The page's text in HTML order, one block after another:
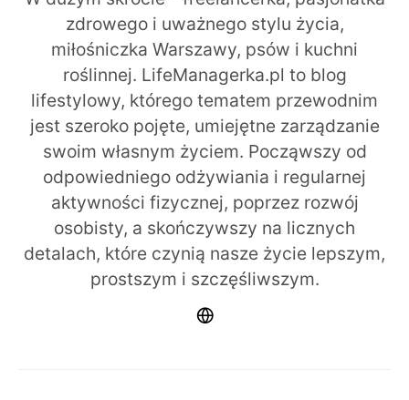
zdrowego i uważnego stylu życia,
miłośniczka Warszawy, psów i kuchni
roślinnej. LifeManagerka.pl to blog
lifestylowy, którego tematem przewodnim
jest szeroko pojęte, umiejętne zarządzanie
swoim własnym życiem. Począwszy od
odpowiedniego odżywiania i regularnej
aktywności fizycznej, poprzez rozwój
osobisty, a skończywszy na licznych
detalach, które czynią nasze życie lepszym,
prostszym i szczęśliwszym.